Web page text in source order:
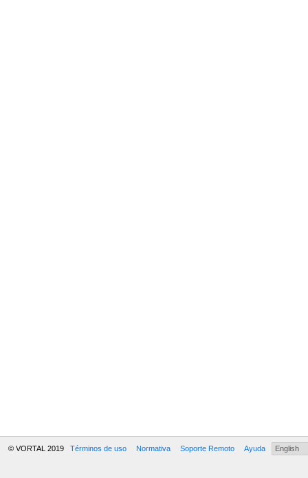
© VORTAL 2019 Términos de uso Normativa Soporte Remoto Ayuda